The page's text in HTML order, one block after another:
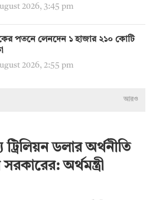
2026, 3:45 pm
পতনে লেনদেন ১ হাজার ২১০ কোটি
2026, 2:55 pm
আরও
ডলার অর্থনীতি
অর্থমন্ত্রী